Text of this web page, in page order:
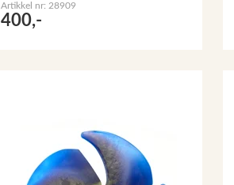
Artikkel nr: 28909
400,-